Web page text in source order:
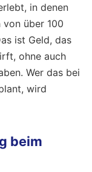
in denen
über 100
ist Geld, das
ohne auch
Wer das bei
wird
beim